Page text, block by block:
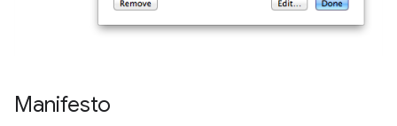
Manifesto